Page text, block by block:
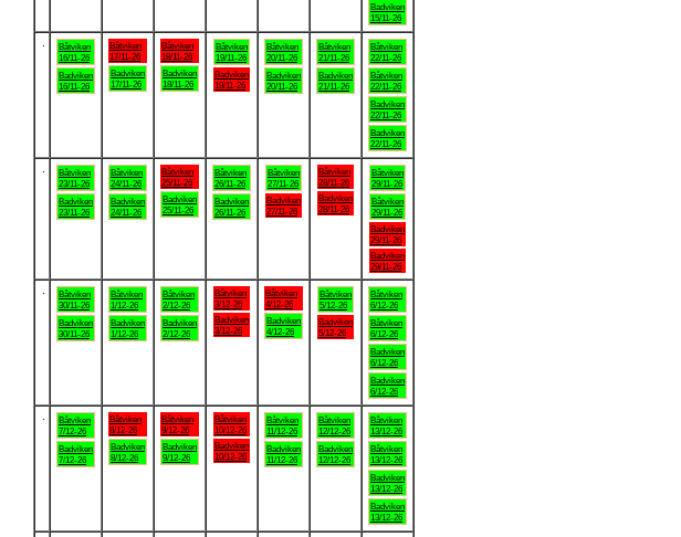
Badviken
15/11-26
Båtviken
16/11-26
Badviken
16/11-26
Båtviken
17/11-26
Badviken
17/11-26
Båtviken
18/11-26
Badviken
18/11-26
Båtviken
19/11-26
Badviken
19/11-26
Båtviken
20/11-26
Badviken
20/11-26
Båtviken
21/11-26
Badviken
21/11-26
Båtviken
22/11-26
Båtviken
22/11-26
Badviken
22/11-26
Badviken
22/11-26
Båtviken
23/11-26
Badviken
23/11-26
Båtviken
24/11-26
Badviken
24/11-26
Båtviken
25/11-26
Badviken
25/11-26
Båtviken
26/11-26
Badviken
26/11-26
Båtviken
27/11-26
Badviken
27/11-26
Båtviken
28/11-26
Badviken
28/11-26
Båtviken
29/11-26
Båtviken
29/11-26
Badviken
29/11-26
Badviken
29/11-26
Båtviken
30/11-26
Badviken
30/11-26
Båtviken
1/12-26
Badviken
1/12-26
Båtviken
2/12-26
Badviken
2/12-26
Båtviken
3/12-26
Badviken
3/12-26
Båtviken
4/12-26
Badviken
4/12-26
Båtviken
5/12-26
Badviken
5/12-26
Båtviken
6/12-26
Båtviken
6/12-26
Badviken
6/12-26
Badviken
6/12-26
Båtviken
7/12-26
Badviken
7/12-26
Båtviken
8/12-26
Badviken
8/12-26
Båtviken
9/12-26
Badviken
9/12-26
Båtviken
10/12-26
Badviken
10/12-26
Båtviken
11/12-26
Badviken
11/12-26
Båtviken
12/12-26
Badviken
12/12-26
Båtviken
13/12-26
Båtviken
13/12-26
Badviken
13/12-26
Badviken
13/12-26